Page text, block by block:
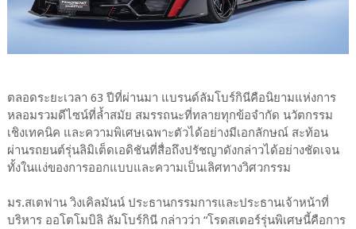
ตลอดระยะเวลา 63 ปีที่ผ่านมา แบรนด์ลัมโบร์กินีคือนิยามแห่งการ
หลอมรวมดีไซน์ที่ล้ำสมัย สมรรถนะที่ทลายทุกข้อจำกัด นวัตกรรม
เชิงเทคนิค และความพิเศษเฉพาะตัวได้อย่างมีเอกลักษณ์ สะท้อน
ผ่านรถยนต์รุ่นลิมิเต็ดเอดิชันที่สื่อถึงปรัชญาดังกล่าวได้อย่างชัดเจน
ทั้งในแง่ของการออกแบบและความเป็นเลิศทางวิศวกรรม
มร.สเตฟาน วิงเคิลมันน์ ประธานกรรมการและประธานเจ้าหน้าที่
บริหาร ออโตโมบิลิ ลัมโบร์กินี กล่าวว่า “โรดสเตอร์รุ่นพิเศษนี้คือการ